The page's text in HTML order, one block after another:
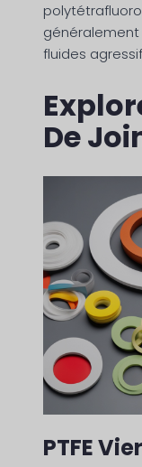
généralement
fluides
De
PTFE